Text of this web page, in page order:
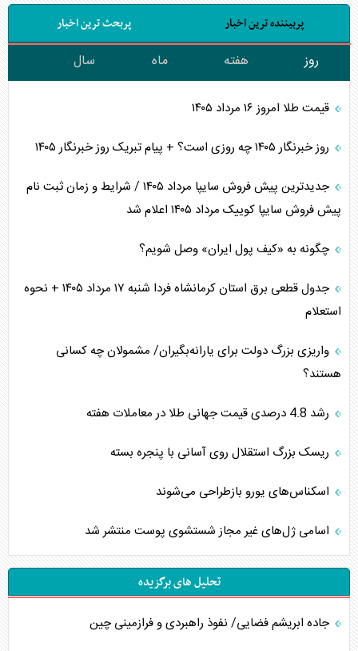
پربیننده ترین اخبار پربحث ترین اخبار
روز هفته ماه سال
قیمت طلا امروز ۱۶ مرداد ۱۴۰۵
روز خبرنگار ۱۴۰۵ چه روزی است؟ + پیام تبریک روز خبرنگار ۱۴۰۵
جدیدترین پیش فروش سایپا مرداد ۱۴۰۵ / شرایط و زمان ثبت نام
پیش فروش سایپا کوییک مرداد ۱۴۰۵ اعلام شد
چگونه به «کیف پول ایران» وصل شویم؟
جدول قطعی برق استان کرمانشاه فردا شنبه ۱۷ مرداد ۱۴۰۵ + نحوه
استعلام
واریزی بزرگ دولت برای یارانه‌بگیران/ مشمولان چه کسانی
هستند؟
رشد 4.8 درصدی قیمت جهانی طلا در معاملات هفته
ریسک بزرگ استقلال روی آسانی با پنجره بسته
اسکناس‌های یورو بازطراحی می‌شوند
اسامی ژل‌های غیر مجاز شستشوی پوست منتشر شد
تحلیل های برگزیده
جاده ابریشم فضایی/ نفوذ راهبردی و فرازمینی چین